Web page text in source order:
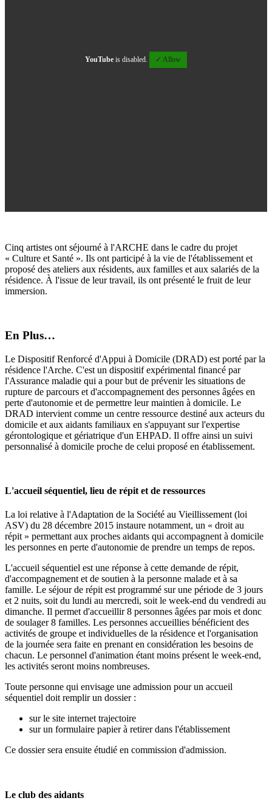
YouTube is disabled. ✓ Allow
Cinq artistes ont séjourné à l'ARCHE dans le cadre du projet
« Culture et Santé ». Ils ont participé à la vie de l'établissement et
proposé des ateliers aux résidents, aux familles et aux salariés de la
résidence. À l'issue de leur travail, ils ont présenté le fruit de leur
immersion.
En Plus…
Le Dispositif Renforcé d'Appui à Domicile (DRAD) est porté par la
résidence l'Arche. C'est un dispositif expérimental financé par
l'Assurance maladie qui a pour but de prévenir les situations de
rupture de parcours et d'accompagnement des personnes âgées en
perte d'autonomie et de permettre leur maintien à domicile. Le
DRAD intervient comme un centre ressource destiné aux acteurs du
domicile et aux aidants familiaux en s'appuyant sur l'expertise
gérontologique et gériatrique d'un EHPAD. Il offre ainsi un suivi
personnalisé à domicile proche de celui proposé en établissement.
L'accueil séquentiel, lieu de répit et de ressources
La loi relative à l'Adaptation de la Société au Vieillissement (loi
ASV) du 28 décembre 2015 instaure notamment, un « droit au
répit » permettant aux proches aidants qui accompagnent à domicile
les personnes en perte d'autonomie de prendre un temps de repos.
L'accueil séquentiel est une réponse à cette demande de répit,
d'accompagnement et de soutien à la personne malade et à sa
famille. Le séjour de répit est programmé sur une période de 3 jours
et 2 nuits, soit du lundi au mercredi, soit le week-end du vendredi au
dimanche. Il permet d'accueillir 8 personnes âgées par mois et donc
de soulager 8 familles. Les personnes accueillies bénéficient des
activités de groupe et individuelles de la résidence et l'organisation
de la journée sera faite en prenant en considération les besoins de
chacun. Le personnel d'animation étant moins présent le week-end,
les activités seront moins nombreuses.
Toute personne qui envisage une admission pour un accueil
séquentiel doit remplir un dossier :
sur le site internet trajectoire
sur un formulaire papier à retirer dans l'établissement
Ce dossier sera ensuite étudié en commission d'admission.
Le club des aidants